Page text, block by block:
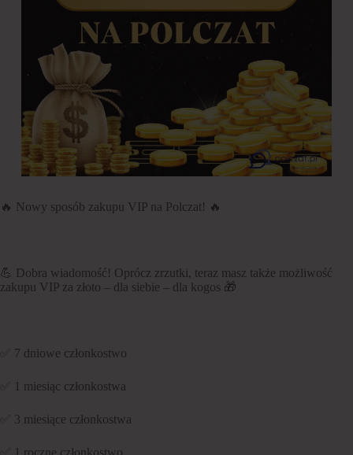
🔥 Nowy sposób zakupu VIP na Polczat! 🔥
💪 Dobra wiadomość! Oprócz zrzutki, teraz masz także możliwość
zakupu VIP za złoto – dla siebie – dla kogos 🎁
✅ 7 dniowe członkostwo
✅ 1 miesiąc członkostwa
✅ 3 miesiące członkostwa